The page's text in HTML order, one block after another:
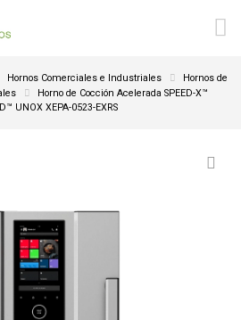
Hornos Comerciales e Industriales
Hornos de
Horno de Cocción Acelerada SPEED-X™
UNOX XEPA-0523-EXRS